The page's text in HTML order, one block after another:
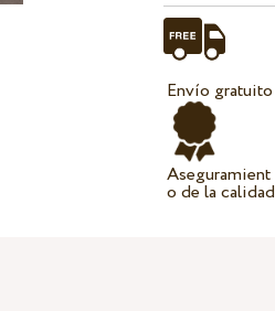
Envío gratuito
Aseguramient
o de la calidad